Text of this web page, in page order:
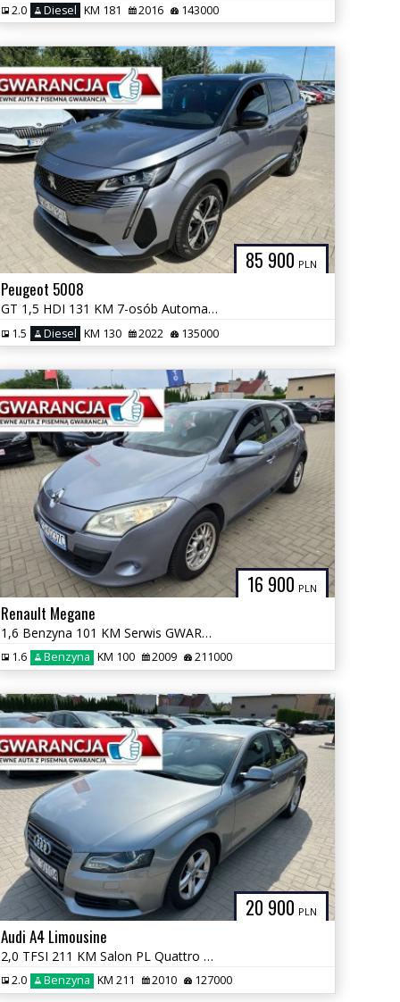
2.0 Diesel KM 181 2016 143000
85 900 PLN
Peugeot 5008
GT 1,5 HDI 131 KM 7-osób Automat GWARANCJA Zamiana Zarejestrowany
1.5 Diesel KM 130 2022 135000
16 900 PLN
Renault Megane
1,6 Benzyna 101 KM Serwis GWARANCJA Zamiana Zarejestrowany
1.6 Benzyna KM 100 2009 211000
20 900 PLN
Audi A4 Limousine
2,0 TFSI 211 KM Salon PL Quattro Automat GWARANCJA Zamiana
2.0 Benzyna KM 211 2010 127000